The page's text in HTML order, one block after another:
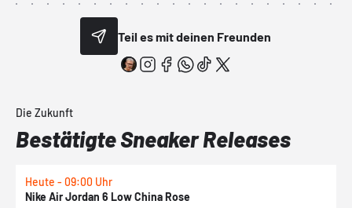
Teil es mit deinen Freunden
Die Zukunft
Bestätigte Sneaker Releases
Heute - 09:00 Uhr
Nike Air Jordan 6 Low China Rose